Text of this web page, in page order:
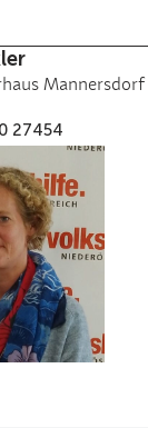
Mannersdorf
27454